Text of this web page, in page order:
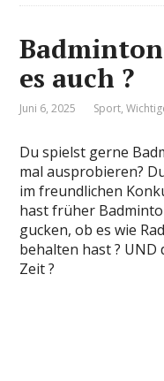
es auch ?
Juni 6, 2025 Sport,
Du spielst gerne
mal ausprobieren?
im freundlichen
hast früher
gucken, ob es wie
behalten hast ?
Zeit ?